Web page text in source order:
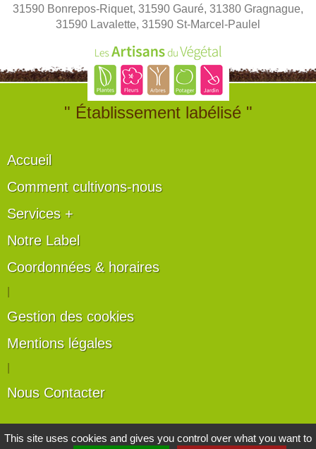
31590 Bonrepos-Riquet, 31590 Gauré, 31380 Gragnague,
31590 Lavalette, 31590 St-Marcel-Paulel
" Établissement labélisé "
Accueil
Comment cultivons-nous
Services +
Notre Label
Coordonnées & horaires
Gestion des cookies
Mentions légales
Nous Contacter
Les artisans du végétal
This site uses cookies and gives you control over what you want to